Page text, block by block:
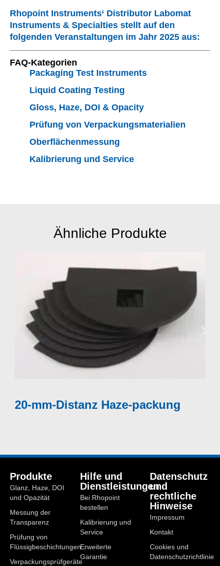
Rhopoint Instruments‘ Distributor Labomat
Instruments & Specialties stellt auf den
folgenden Veranstaltungen im Jahr 2025 aus:
FAQ-Kategorien
Packaging Test Instruments
Liquid Coating Testing
Gloss, Haze, DOI & Opacity
Prüfung von Verpackungsmaterialien
Oberflächenmessung
Kalibrierung und Service
Ähnliche Produkte
Mehr anzeigen
20-mm-Distanz Haze-packung
Produkte
Glanz, Haze, DOI
und Opazität
Messung der
Transparenz
Prüfung von
Flüssigbeschichtungen
Verpackungsprüfgeräte
Hilfe und
Dienstleistungen
Bei Rhopoint
bestellen
Kalibrierung und
Service
Erweiterte
Garantie
Datenschutz
und
rechtliche
Hinweise
Impressum
Kontakt
Cookies und
Datenschutzrichtlinie